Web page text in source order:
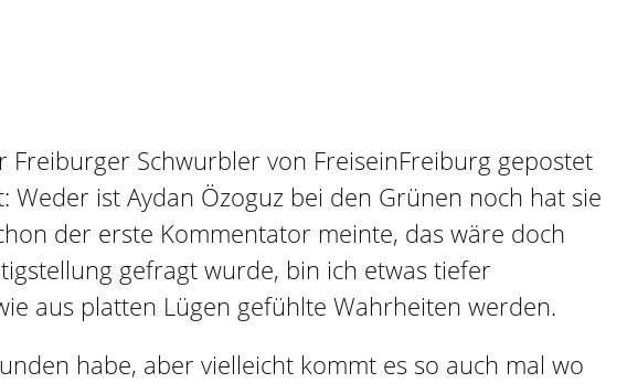
Schwurbler von FreiseinFreiburg gepostet
ist Aydan Özoguz bei den Grünen noch hat sie
der erste Kommentator meinte, das wäre doch
gefragt wurde, bin ich etwas tiefer
aus platten Lügen gefühlte Wahrheiten werden.
habe, aber vielleicht kommt es so auch mal wo